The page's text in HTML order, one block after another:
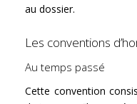
au dossier.
Les conventions
Au temps passé
Cette convention